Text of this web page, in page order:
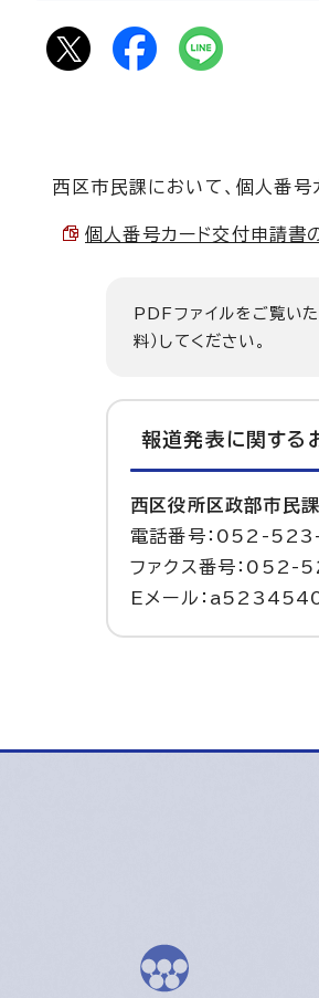
西区市民課において、個人番号
個人番号カード交付申請
PDFファイルをご覧い
料）してください。
報道発表に関する
西区役所区政部市民
電話番号：052-
ファクス番号：
Eメール：